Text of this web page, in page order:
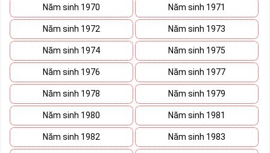
Người mệnh Mộc đại diện cho sức sống mãnh liệt, người đi
đầu trong công việc, luôn tràn đầy nhiệt huyết và năng lượng.
Nhưng cũng thường bị người khác ghen tị và bị kẻ xấu hãm
hại, nếu không cẩn thận sẽ dễ rước họa vào thân.
Tham khảo ngay:
Cập Nhật List Sim Số Đẹp Đầu
09 Giảm Giá
Cách Chọn Sim Số Đẹp Phong
Thủy Cho Người Mệnh Mộc
Năm sinh 1970 Năm sinh 1971
Năm sinh 1972 Năm sinh 1973
Năm sinh 1974 Năm sinh 1975
Năm sinh 1976 Năm sinh 1977
Năm sinh 1978 Năm sinh 1979
Năm sinh 1980 Năm sinh 1981
Năm sinh 1982 Năm sinh 1983